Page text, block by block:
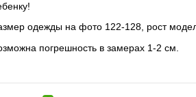
одежды на фото 122-128, рост
погрешность в замерах 1-2 см.